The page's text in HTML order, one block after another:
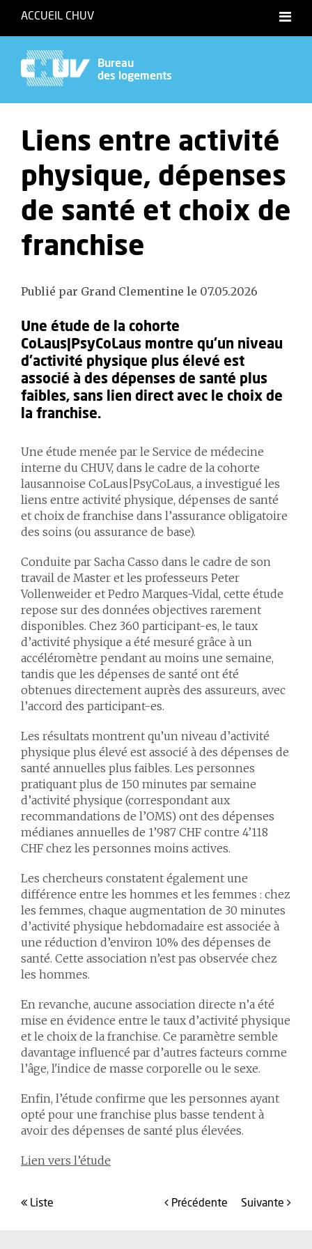
ACCUEIL CHUV
Bureau
des logements
Liens entre activité
physique, dépenses
de santé et choix de
franchise
Publié par Grand Clementine le 07.05.2026
Une étude de la cohorte
CoLaus|PsyCoLaus montre qu’un niveau
d’activité physique plus élevé est
associé à des dépenses de santé plus
faibles, sans lien direct avec le choix de
la franchise.
Une étude menée par le Service de médecine
interne du CHUV, dans le cadre de la cohorte
lausannoise CoLaus|PsyCoLaus, a investigué les
liens entre activité physique, dépenses de santé
et choix de franchise dans l’assurance obligatoire
des soins (ou assurance de base).
Conduite par Sacha Casso dans le cadre de son
travail de Master et les professeurs Peter
Vollenweider et Pedro Marques-Vidal, cette étude
repose sur des données objectives rarement
disponibles. Chez 360 participant-es, le taux
d’activité physique a été mesuré grâce à un
accéléromètre pendant au moins une semaine,
tandis que les dépenses de santé ont été
obtenues directement auprès des assureurs, avec
l’accord des participant-es.
Les résultats montrent qu’un niveau d’activité
physique plus élevé est associé à des dépenses de
santé annuelles plus faibles. Les personnes
pratiquant plus de 150 minutes par semaine
d’activité physique (correspondant aux
recommandations de l’OMS) ont des dépenses
médianes annuelles de 1’987 CHF contre 4’118
CHF chez les personnes moins actives.
Les chercheurs constatent également une
différence entre les hommes et les femmes : chez
les femmes, chaque augmentation de 30 minutes
d’activité physique hebdomadaire est associée à
une réduction d’environ 10% des dépenses de
santé. Cette association n’est pas observée chez
les hommes.
En revanche, aucune association directe n’a été
mise en évidence entre le taux d’activité physique
et le choix de la franchise. Ce paramètre semble
davantage influencé par d’autres facteurs comme
l’âge, l'indice de masse corporelle ou le sexe.
Enfin, l’étude confirme que les personnes ayant
opté pour une franchise plus basse tendent à
avoir des dépenses de santé plus élevées.
Lien vers l’étude
liste précédente suivante